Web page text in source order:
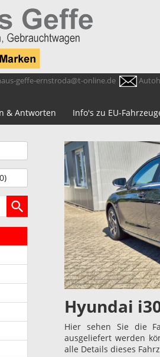
geffe-ernstroda@t-online.de
& Antworten Info's zu EU-
Hyundai
Hier sehen Sie die
ausgeliefert werden
alle Details dieses
0)